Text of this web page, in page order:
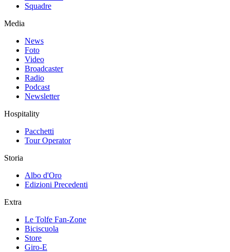
Squadre
Media
News
Foto
Video
Broadcaster
Radio
Podcast
Newsletter
Hospitality
Pacchetti
Tour Operator
Storia
Albo d'Oro
Edizioni Precedenti
Extra
Le Tolfe Fan-Zone
Biciscuola
Store
Giro-E